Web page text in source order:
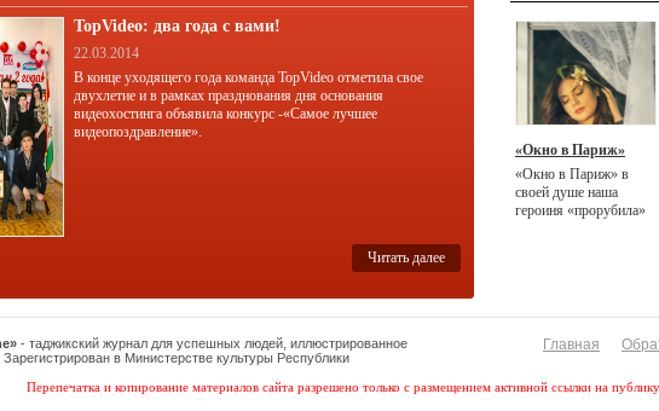
TopVideo: два года с вами!
22.03.2014
В конце уходящего года команда TopVideo отметила свое
двухлетие и в рамках празднования дня основания
видеохостинга объявила конкурс -«Самое лучшее
видеопоздравление».
Читать далее
«Окно в Париж»
«Окно в Париж» в
своей душе наша
героиня «прорубила»
- таджикский журнал для успешных людей, иллюстрированное
в Министерстве культуры Республики
Главная
Перепечатка и копирование материалов сайта разрешено только с размещением активной ссылки на